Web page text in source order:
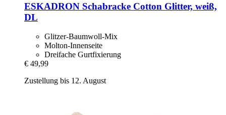
ESKADRON Schabracke Cotton Glitter, weiß,
DL
Glitzer-Baumwoll-Mix
Molton-Innenseite
Dreifache Gurtfixierung
€ 49,99
Zustellung bis 12. August